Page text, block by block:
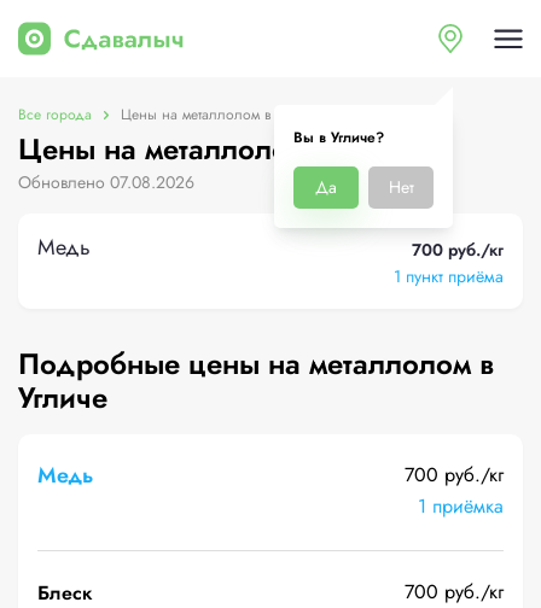
Вы в Угличе?
Да Нет
Все города Цены на металлолом в Угличе
Цены на металлолом в Угличе
Обновлено 07.08.2026
Медь
700 руб./кг
1 пункт приёма
Подробные цены на металлолом в
Угличе
Медь
700 руб./кг
1 приёмка
Блеск
700 руб./кг